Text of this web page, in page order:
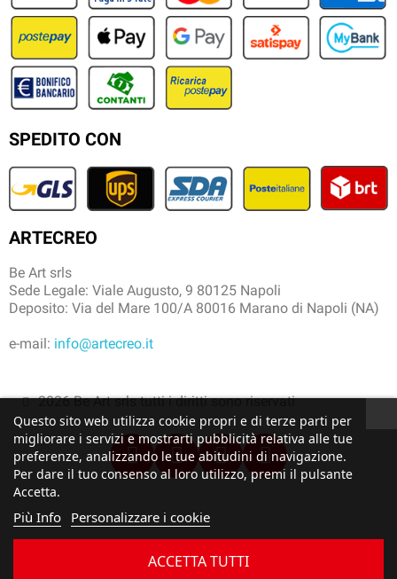
SPEDITO CON
ARTECREO
Be Art srls
Sede Legale: Viale Augusto, 9 80125 Napoli
Deposito: Via del Mare 100/A 80016 Marano di Napoli (NA)
e-mail: info@artecreo.it
2026 Be Art srls tutti i diritti sono riservati
Questo sito web utilizza cookie propri e di terze parti per
migliorare i servizi e mostrarti pubblicità relativa alle tue
preferenze, analizzando le tue abitudini di navigazione.
Per dare il tuo consenso al loro utilizzo, premi il pulsante
Accetta.
Più Info Personalizzare i cookie
ACCETTA TUTTI